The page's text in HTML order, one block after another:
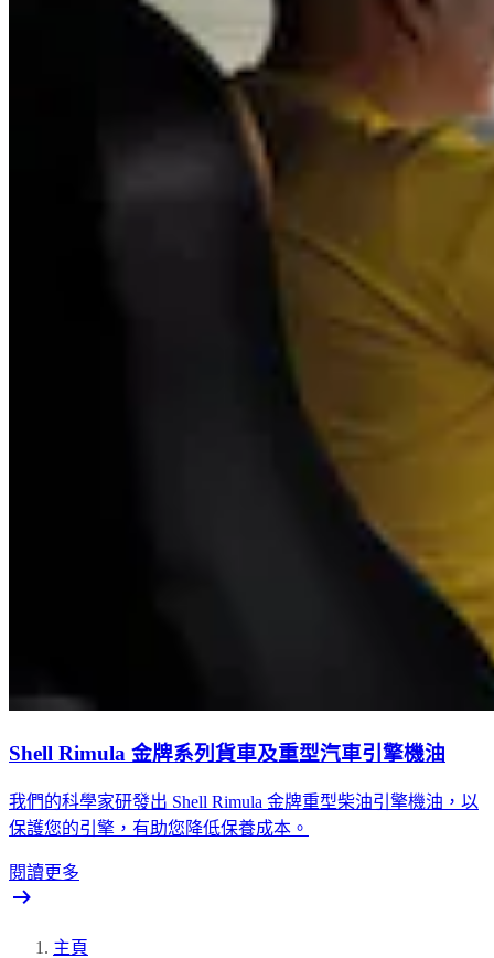
Shell Rimula 金牌系列貨車及重型汽車引擎機油
我們的科學家研發出 Shell Rimula 金牌重型柴油引擎機油，以
保護您的引擎，有助您降低保養成本。
閱讀更多
主頁